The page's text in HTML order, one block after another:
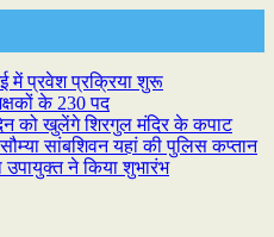
में प्रवेश प्रक्रिया शुरू
के 230 पद
को खुलेंगे शिरगुल मंदिर के कपाट
सांबशिवन यहां की पुलिस कप्तान
ने किया शुभारंभ